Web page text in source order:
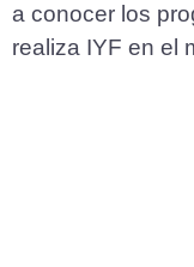
a conocer los
realiza IYF en el